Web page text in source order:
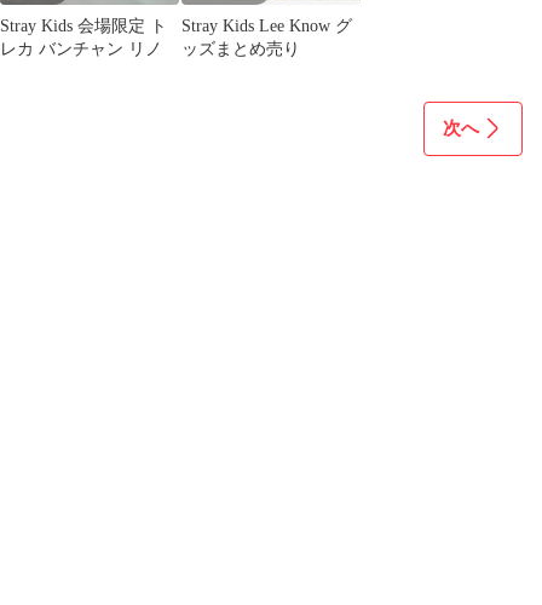
Stray Kids 会場限定 ト
レカ バンチャン リノ
Stray Kids Lee Know グ
ッズまとめ売り
次へ